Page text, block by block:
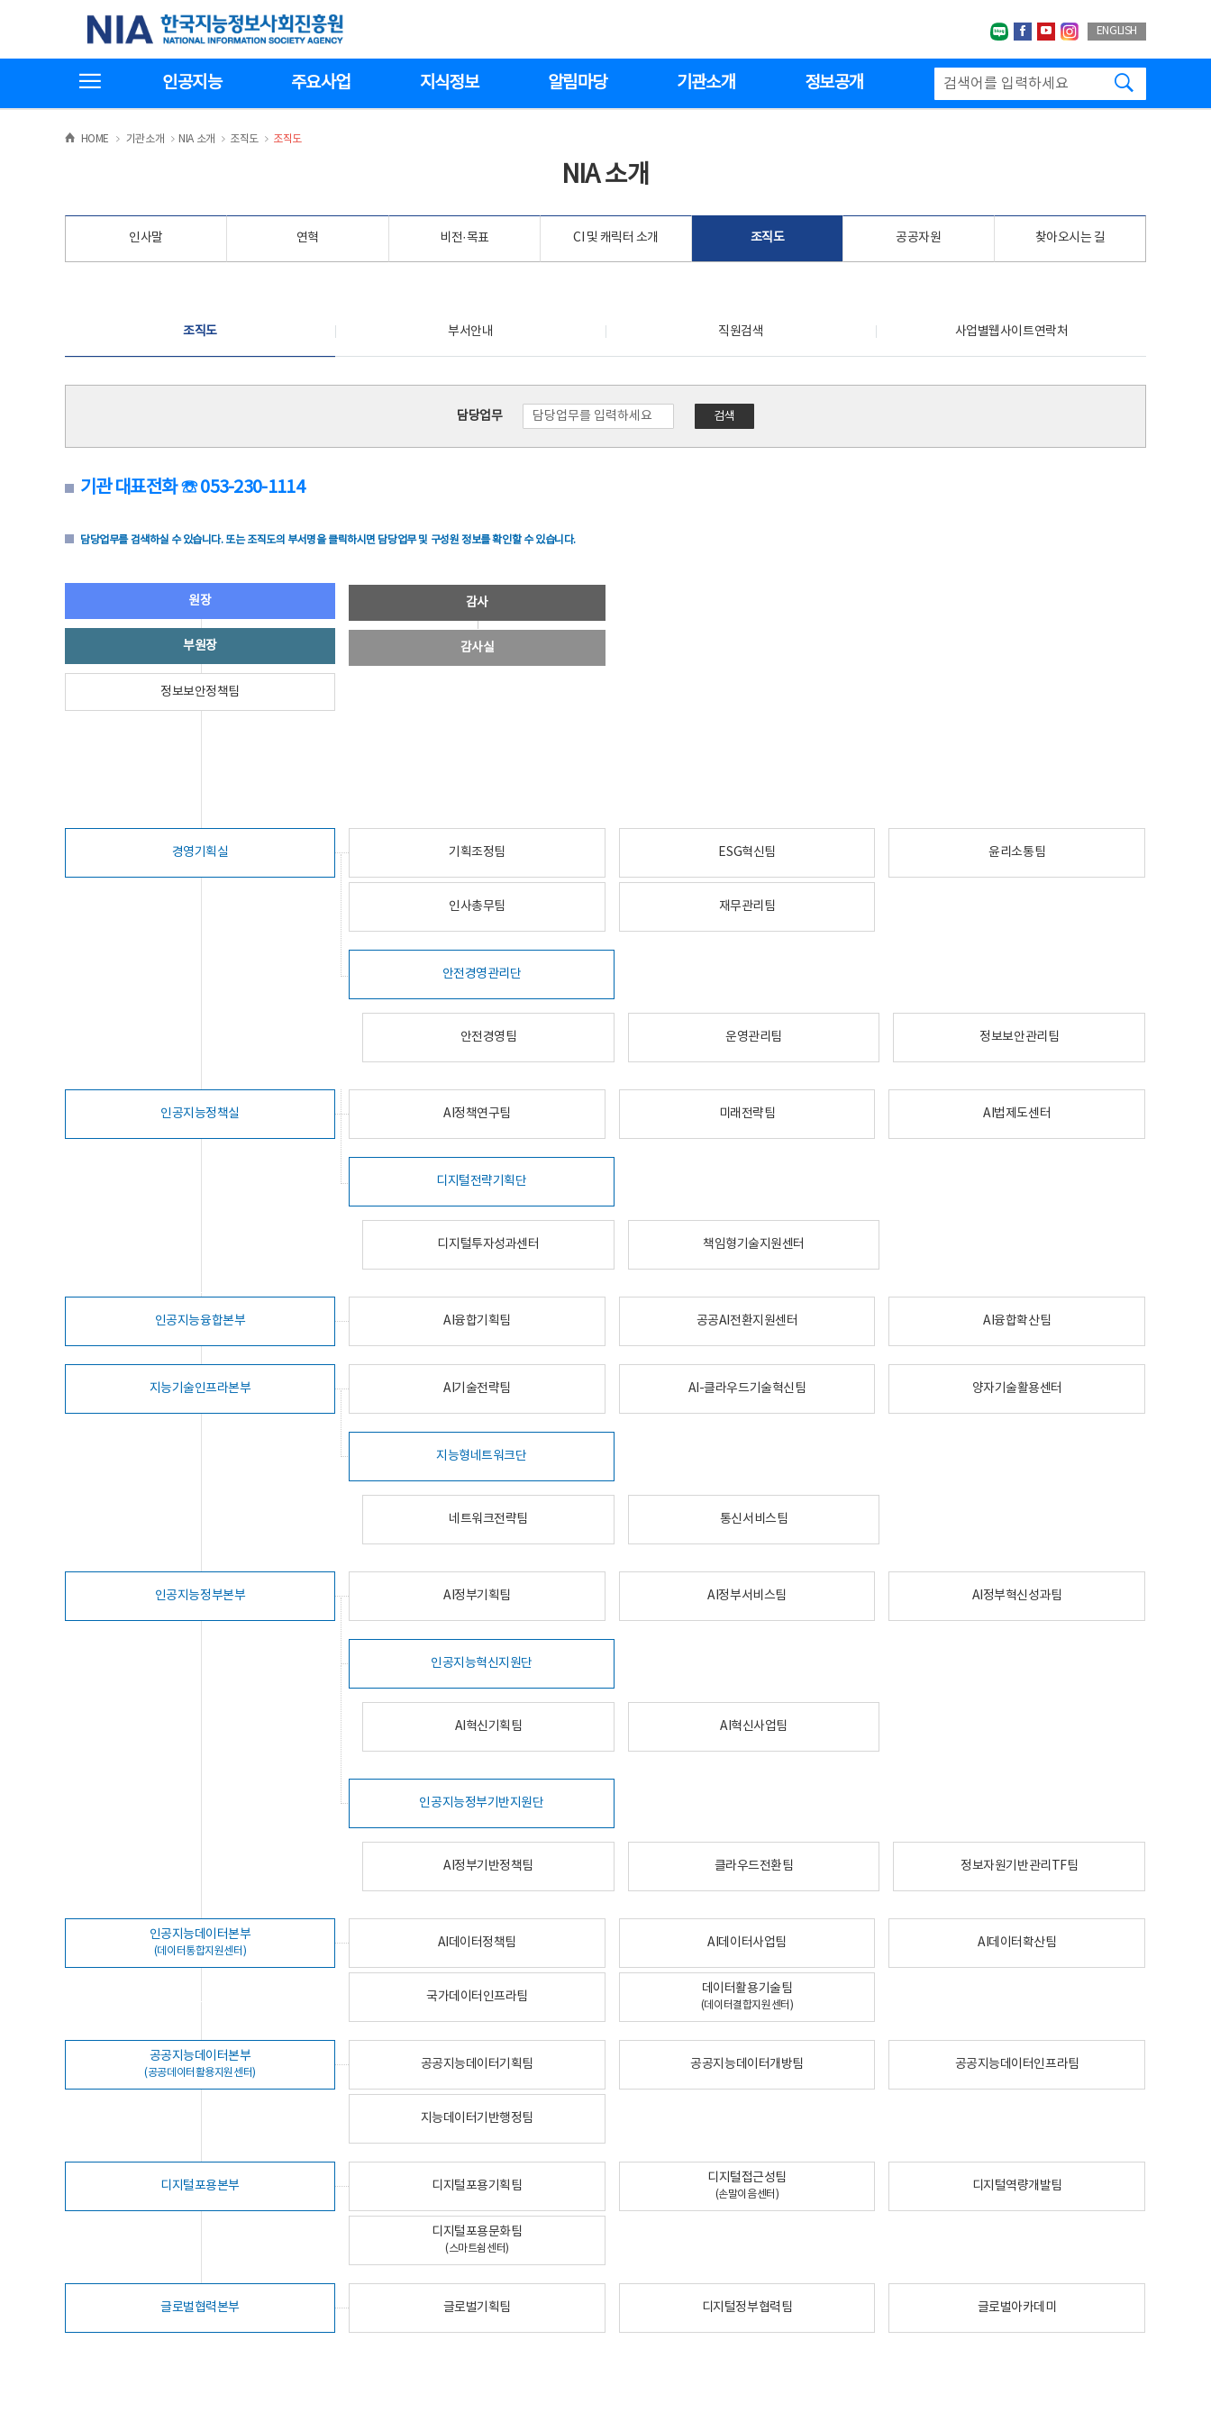
기
한국지능정보사회진흥원
네이버블로그
페이스북
유투브인스타그랩
ENGLISH
인공지능 주요사업 지식정보 알림마당 기관소개 정보공개
HOME >
기관소개 >NIA 소개 >
조직도 >
조직도
NIA 소개
인사말 연혁 비전·목표 CI 및 캐릭터 소개 조직도 공공자원 찾아오시는 길
조직도 부서안내 직원검색 사업별웹사이트연락처
담당업무 검색
기관 대표전화 ☏ 053-230-1114
담당업무를 검색하실 수 있습니다. 또는 조직도의 부서명을 클릭하시면 담당업무 및 구성원 정보를 확인할 수 있습니다.
원장
부원장
정보보안정책팀
감사
감사실
경영기획실 기획조정팀 ESG혁신팀 윤리소통팀
인사총무팀 재무관리팀
안전경영관리단
안전경영팀 운영관리팀 정보보안관리팀
인공지능정책실 AI정책연구팀 미래전략팀 AI법제도센터
디지털전략기획단
디지털투자성과센터 책임형기술지원센터
인공지능융합본부 AI융합기획팀 공공AI전환지원센터 AI융합확산팀
지능기술인프라본부 AI기술전략팀 AI-클라우드기술혁신팀 양자기술활용센터
지능형네트워크단
네트워크전략팀 통신서비스팀
인공지능정부본부 AI정부기획팀 AI정부서비스팀 AI정부혁신성과팀
인공지능혁신지원단
AI혁신기획팀 AI혁신사업팀
인공지능정부기반지원단
AI정부기반정책팀 클라우드전환팀 정보자원기반관리TF팀
인공지능데이터본부
(데이터통합지원센터)
AI데이터정책팀 AI데이터사업팀 AI데이터확산팀
국가데이터인프라팀
데이터활용기술팀
(데이터결합지원센터)
공공지능데이터본부
(공공데이터활용지원센터)
공공지능데이터기획팀 공공지능데이터개방팀 공공지능데이터인프라팀
지능데이터기반행정팀
디지털포용본부 디지털포용기획팀
디지털접근성팀
(손말이음센터)
디지털역량개발팀
디지털포용문화팀
(스마트쉼센터)
글로벌협력본부 글로벌기획팀 디지털정부협력팀 글로벌아카데미